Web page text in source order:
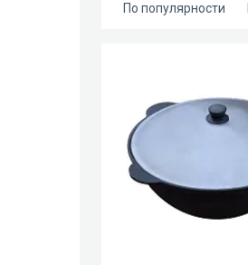
По популярности